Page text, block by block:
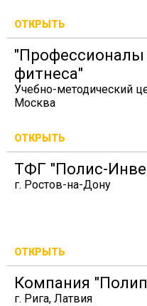
ОТКРЫТЬ
"Профессионалы
фитнеса"
Учебно-методический
Москва
ОТКРЫТЬ
ТФГ "Полис-
г. Ростов-на-Дону
ОТКРЫТЬ
Компания
г. Рига, Латвия